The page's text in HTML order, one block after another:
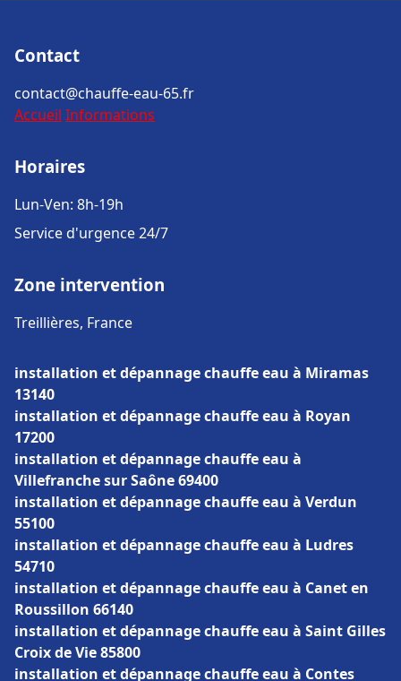
Contact
contact@chauffe-eau-65.fr
Accueil Informations
Horaires
Lun-Ven: 8h-19h
Service d'urgence 24/7
Zone intervention
Treillières, France
installation et dépannage chauffe eau à Miramas
13140
installation et dépannage chauffe eau à Royan
17200
installation et dépannage chauffe eau à
Villefranche sur Saône 69400
installation et dépannage chauffe eau à Verdun
55100
installation et dépannage chauffe eau à Ludres
54710
installation et dépannage chauffe eau à Canet en
Roussillon 66140
installation et dépannage chauffe eau à Saint Gilles
Croix de Vie 85800
installation et dépannage chauffe eau à Contes